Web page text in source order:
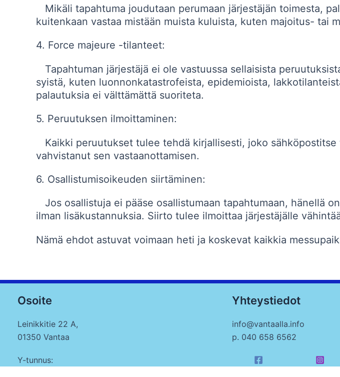
Mikäli tapahtuma joudutaan perumaan järjestäjän toimesta,
kuitenkaan vastaa mistään muista kuluista, kuten majoitus- tai
4. Force majeure -tilanteet:
Tapahtuman järjestäjä ei ole vastuussa sellaisista
syistä, kuten luonnonkatastrofeista, epidemioista,
palautuksia ei välttämättä suoriteta.
5. Peruutuksen ilmoittaminen:
Kaikki peruutukset tulee tehdä kirjallisesti, joko
vahvistanut sen vastaanottamisen.
6. Osallistumisoikeuden siirtäminen:
Jos osallistuja ei pääse osallistumaan tapahtumaan, hänellä
ilman lisäkustannuksia. Siirto tulee ilmoittaa järjestäjälle
Nämä ehdot astuvat voimaan heti ja koskevat kaikkia
Osoite
Leinikkitie 22 A,
01350 Vantaa
Y-tunnus:
Yhteystiedot
info@vantaalla.info
p. 040 658 6562